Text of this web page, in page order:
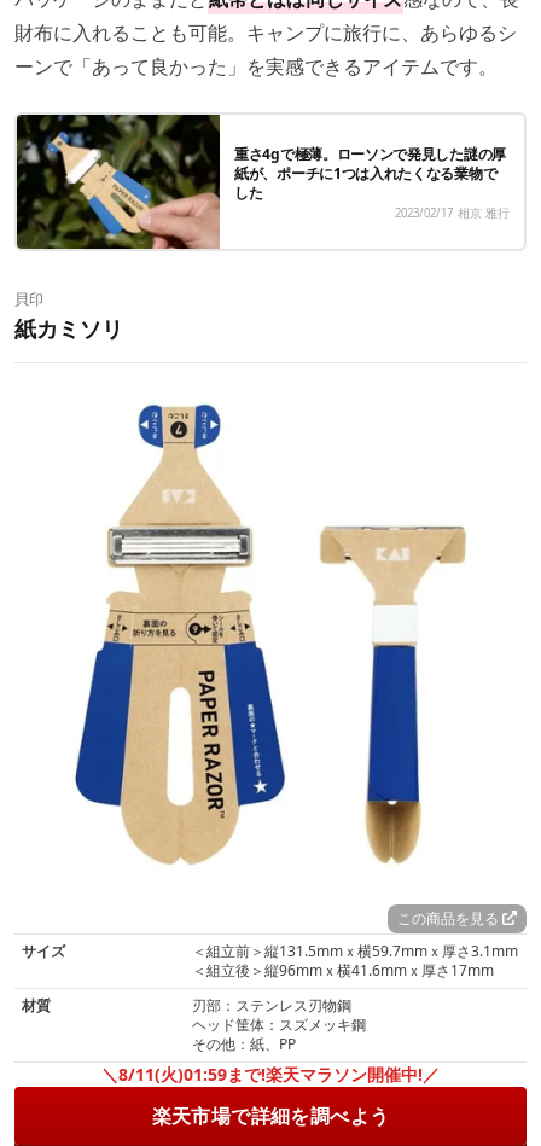
財布に入れることも可能。キャンプに旅行に、あらゆるシ
ーンで「あって良かった」を実感できるアイテムです。
重さ4gで極薄。ローソンで発見した謎の厚
紙が、ポーチに1つは入れたくなる業物で
した
2023/02/17 相京 雅行
貝印
紙カミソリ
この商品を見る
サイズ
＜組立前＞縦131.5mmｘ横59.7mmｘ厚さ3.1mm
＜組立後＞縦96mmｘ横41.6mmｘ厚さ17mm
材質
刃部：ステンレス刃物鋼
ヘッド筐体：スズメッキ鋼
その他：紙、PP
＼8/11(火)01:59まで!楽天マラソン開催中!／
楽天市場で詳細を調べよう